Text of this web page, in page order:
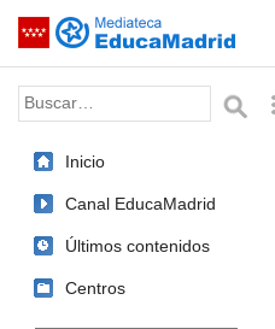
Saltar navegación
Palabra o frase:
Inicio
Canal EducaMadrid
Últimos contenidos
Centros